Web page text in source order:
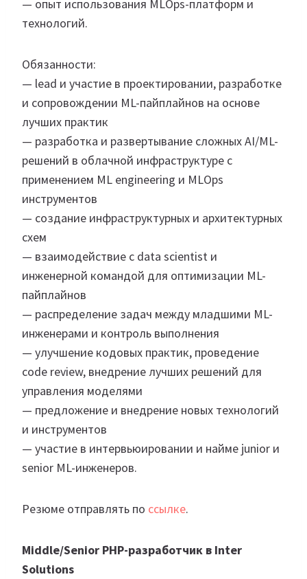
— опыт использования MLOps-платформ и
технологий.
Обязанности:
— lead и участие в проектировании, разработке
и сопровождении ML-пайплайнов на основе
лучших практик
— разработка и развертывание сложных AI/ML-
решений в облачной инфраструктуре с
применением ML engineering и MLOps
инструментов
— создание инфраструктурных и архитектурных
схем
— взаимодействие с data scientist и
инженерной командой для оптимизации ML-
пайплайнов
— распределение задач между младшими ML-
инженерами и контроль выполнения
— улучшение кодовых практик, проведение
code review, внедрение лучших решений для
управления моделями
— предложение и внедрение новых технологий
и инструментов
— участие в интервьюировании и найме junior и
senior ML-инженеров.
Резюме отправлять по ссылке.
Middle/Senior PHP-разработчик в Inter
Solutions